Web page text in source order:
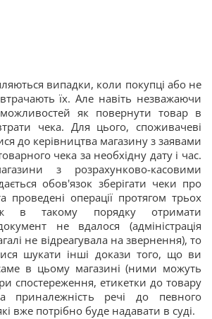
випадки, коли покупці або не
їх. Але навіть незважаючи
як повернути товар в
чека. Для цього, споживачеві
до керівництва магазину з заявами
чека за необхідну дату і час.
з розрахунково-касовими
обов'язок зберігати чеки про
проведені операції протягом трьох
в такому порядку отримати
не вдалося (адміністрація
не відреагувала на звернення), то
шукати інші докази того, що ви
в цьому магазині (ними можуть
спостереження, етикетки до товару
приналежність речі до певного
вже потрібно буде надавати в суді.